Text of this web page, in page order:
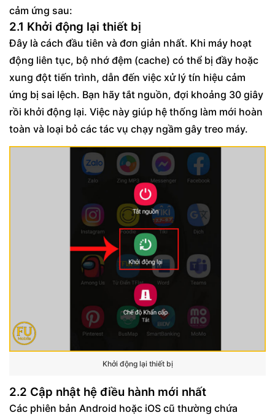
cảm ứng sau:
2.1 Khởi động lại thiết bị
Đây là cách đầu tiên và đơn giản nhất. Khi máy hoạt
động liên tục, bộ nhớ đệm (cache) có thể bị đầy hoặc
xung đột tiến trình, dẫn đến việc xử lý tín hiệu cảm
ứng bị sai lệch. Bạn hãy tắt nguồn, đợi khoảng 30 giây
rồi khởi động lại. Việc này giúp hệ thống làm mới hoàn
toàn và loại bỏ các tác vụ chạy ngầm gây treo máy.
Khởi động lại thiết bị
2.2 Cập nhật hệ điều hành mới nhất
Các phiên bản Android hoặc iOS cũ thường chứa